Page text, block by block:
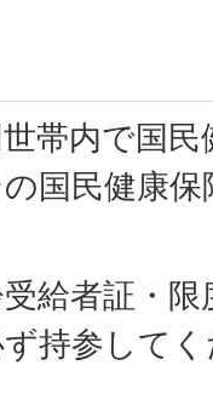
帯内で国
国民健康
給者証・
持参してく